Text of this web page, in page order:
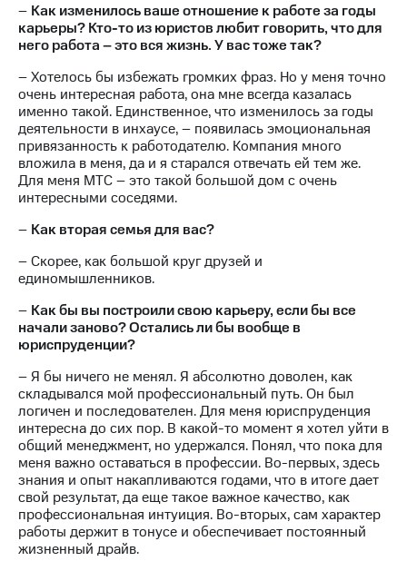
– Как изменилось ваше отношение к работе за годы
карьеры? Кто-то из юристов любит говорить, что для
него работа – это вся жизнь. У вас тоже так?
– Хотелось бы избежать громких фраз. Но у меня точно
очень интересная работа, она мне всегда казалась
именно такой. Единственное, что изменилось за годы
деятельности в инхаусе, – появилась эмоциональная
привязанность к работодателю. Компания много
вложила в меня, да и я старался отвечать ей тем же.
Для меня МТС – это такой большой дом с очень
интересными соседями.
– Как вторая семья для вас?
– Скорее, как большой круг друзей и
единомышленников.
– Как бы вы построили свою карьеру, если бы все
начали заново? Остались ли бы вообще в
юриспруденции?
– Я бы ничего не менял. Я абсолютно доволен, как
складывался мой профессиональный путь. Он был
логичен и последователен. Для меня юриспруденция
интересна до сих пор. В какой-то момент я хотел уйти в
общий менеджмент, но удержался. Понял, что пока для
меня важно оставаться в профессии. Во-первых, здесь
знания и опыт накапливаются годами, что в итоге дает
свой результат, да еще такое важное качество, как
профессиональная интуиция. Во-вторых, сам характер
работы держит в тонусе и обеспечивает постоянный
жизненный драйв.